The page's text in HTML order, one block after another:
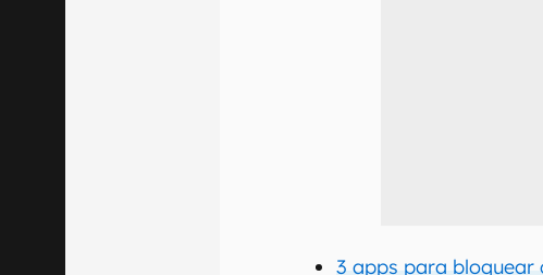
3 apps para bloquear